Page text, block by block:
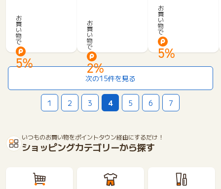
ー
ナ
グ
ル
メ
お
買
い
物
で
5%
寄
せ
専
門
サ
イ
ト
と
な
の
末】
お
買
い
物
で
2%
ポ
ロ
ビ
ー
ル
公
P
P
I
A
お
買
い
物
で
5%
次の15件を見る
1 2 3 4 5 6 7
いつものお買い物をポイントタウン経由にするだけ！
ショッピングカテゴリーから探す